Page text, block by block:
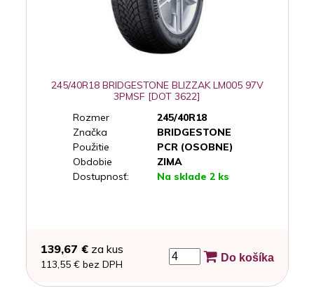
245/40R18 BRIDGESTONE BLIZZAK LM005 97V
3PMSF [DOT 3622]
Rozmer
245/40R18
Značka
BRIDGESTONE
Použitie
PCR (OSOBNE)
Obdobie
ZIMA
Dostupnosť:
Na sklade 2 ks
139,67 €za kus
113,55 € bez DPH
Do košíka